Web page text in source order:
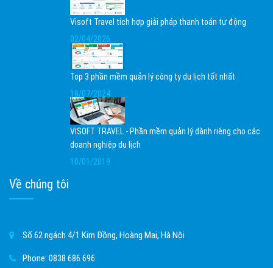
Visoft Travel tích hợp giải pháp thanh toán tự động
02/04/2026
Top 3 phần mềm quản lý công ty du lịch tốt nhất
18/07/2024
VISOFT TRAVEL - Phần mềm quản lý dành riêng cho các
doanh nghiệp du lịch
10/01/2019
Về chúng tôi
Số 62 ngách 4/1 Kim Đồng, Hoàng Mai, Hà Nội
Phone: 0838 686 696